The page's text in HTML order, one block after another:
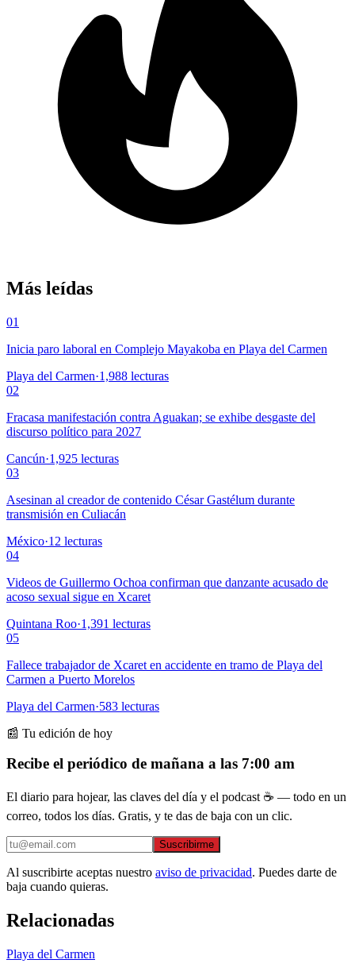
Más leídas
01
Inicia paro laboral en Complejo Mayakoba en Playa del Carmen
Playa del Carmen·1,988 lecturas
02
Fracasa manifestación contra Aguakan; se exhibe desgaste del
discurso político para 2027
Cancún·1,925 lecturas
03
Asesinan al creador de contenido César Gastélum durante
transmisión en Culiacán
México·12 lecturas
04
Videos de Guillermo Ochoa confirman que danzante acusado de
acoso sexual sigue en Xcaret
Quintana Roo·1,391 lecturas
05
Fallece trabajador de Xcaret en accidente en tramo de Playa del
Carmen a Puerto Morelos
Playa del Carmen·583 lecturas
📰 Tu edición de hoy
Recibe el periódico de mañana a las 7:00 am
El diario para hojear, las claves del día y el podcast ☕ — todo en un
correo, todos los días. Gratis, y te das de baja con un clic.
Suscribirme
Al suscribirte aceptas nuestro aviso de privacidad. Puedes darte de
baja cuando quieras.
Relacionadas
Playa del Carmen